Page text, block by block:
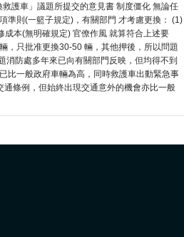
護車」議題所提交的意見書 制度僵化 無論任
準則(一籃子規定)，有關部門 才考慮更換： (1)
本(無明確規定) 官僚作風 就算符合上述要
，只批准更換30-50 輛，其他押後，所以問題
防處多年來已向有關部門反映，但均得不到
比一般政府車輛為高，同時救護車出動緊急事
條例，但始終出現交通意外的機會亦比一般